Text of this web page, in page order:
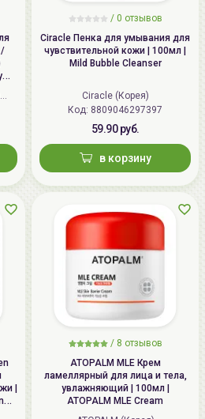
/
/ 0 отзывов
Ciracle Пенка для умывания для
чувствительной кожи | 100мл |
Mild Bubble Cleanser
Ciracle (Корея)
Код: 8809046297397
59.90 руб.
в корзину
|
/ 8 отзывов
ATOPALM MLE Крем
ламеллярный для лица и тела,
увлажняющий | 100мл |
ATOPALM MLE Cream